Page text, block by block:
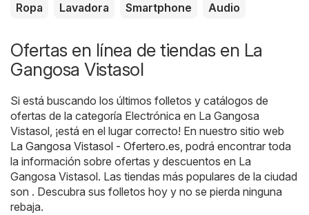
Ropa Lavadora Smartphone Audio
Ofertas en línea de tiendas en La
Gangosa Vistasol
Si está buscando los últimos folletos y catálogos de
ofertas de la categoría Electrónica en La Gangosa
Vistasol, ¡está en el lugar correcto! En nuestro sitio web
La Gangosa Vistasol - Ofertero.es, podrá encontrar toda
la información sobre ofertas y descuentos en La
Gangosa Vistasol. Las tiendas más populares de la ciudad
son . Descubra sus folletos hoy y no se pierda ninguna
rebaja.